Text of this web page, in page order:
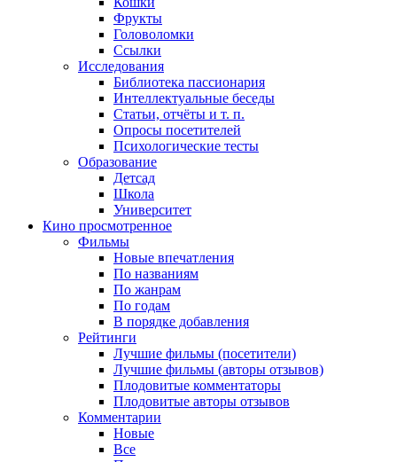
Фрукты
Головоломки
Ссылки
Исследования
Библиотека пассионария
Интеллектуальные беседы
Статьи, отчёты и т. п.
Опросы посетителей
Психологические тесты
Образование
Детсад
Школа
Университет
Кино просмотренное
Фильмы
Новые впечатления
По названиям
По жанрам
По годам
В порядке добавления
Рейтинги
Лучшие фильмы (посетители)
Лучшие фильмы (авторы отзывов)
Плодовитые комментаторы
Плодовитые авторы отзывов
Комментарии
Новые
Все